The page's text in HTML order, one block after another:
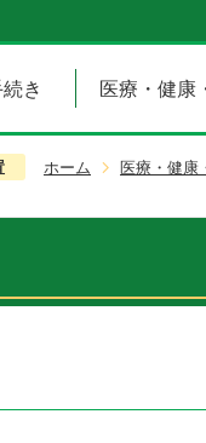
き 医療・健康
ホーム 医療・健康